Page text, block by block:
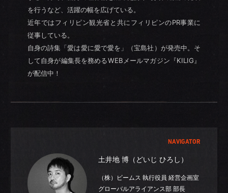
を行うなど、活躍の幅を広げている。
近年ではフィリピン観光省と共にフィリピンのPR事業に
従事している。
自身の詩集「愛は愛に愛で愛を」（宝島社）が発売中。そ
して自身が編集長を務めるWEBメールマガジン『KILIG』
が配信中！
NAVIGATOR
土井地 博（どいじ ひろし）
（株）ビームス 執行役員 経営企画室
グローバルアライアンス部 部長